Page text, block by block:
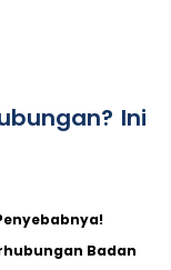
Ini
Badan